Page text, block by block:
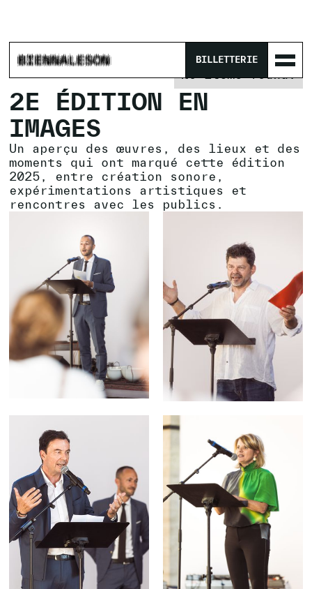
BILLETTERIE
PROGRAMME/ARCHIVES
No items found.
2E ÉDITION EN
IMAGES
Un aperçu des œuvres, des lieux et des
moments qui ont marqué cette édition
2025, entre création sonore,
expérimentations artistiques et
rencontres avec les publics.